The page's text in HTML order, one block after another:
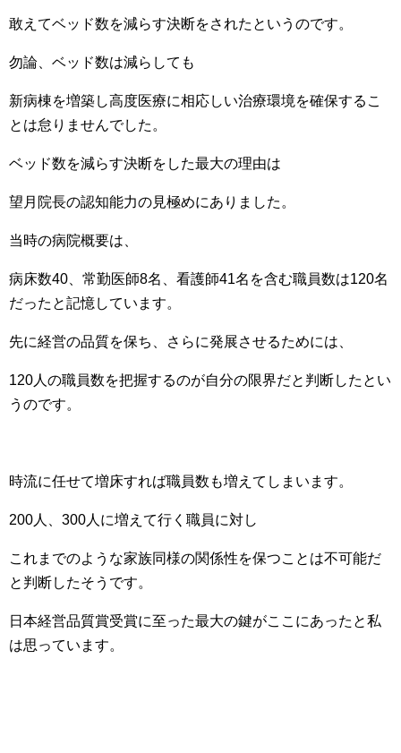
敢えてベッド数を減らす決断をされたというのです。
勿論、ベッド数は減らしても
新病棟を増築し高度医療に相応しい治療環境を確保するこ
とは怠りませんでした。
ベッド数を減らす決断をした最大の理由は
望月院長の認知能力の見極めにありました。
当時の病院概要は、
病床数40、常勤医師8名、看護師41名を含む職員数は120名
だったと記憶しています。
先に経営の品質を保ち、さらに発展させるためには、
120人の職員数を把握するのが自分の限界だと判断したとい
うのです。
時流に任せて増床すれば職員数も増えてしまいます。
200人、300人に増えて行く職員に対し
これまでのような家族同様の関係性を保つことは不可能だ
と判断したそうです。
日本経営品質賞受賞に至った最大の鍵がここにあったと私
は思っています。